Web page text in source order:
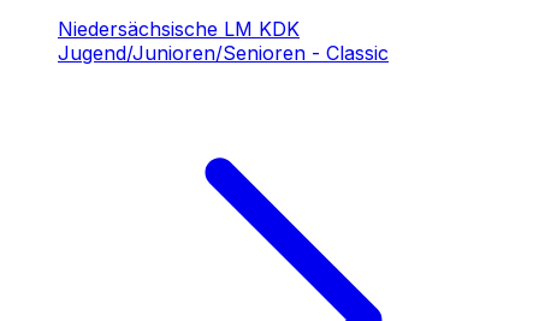
Niedersächsische LM KDK
Jugend/Junioren/Senioren - Classic